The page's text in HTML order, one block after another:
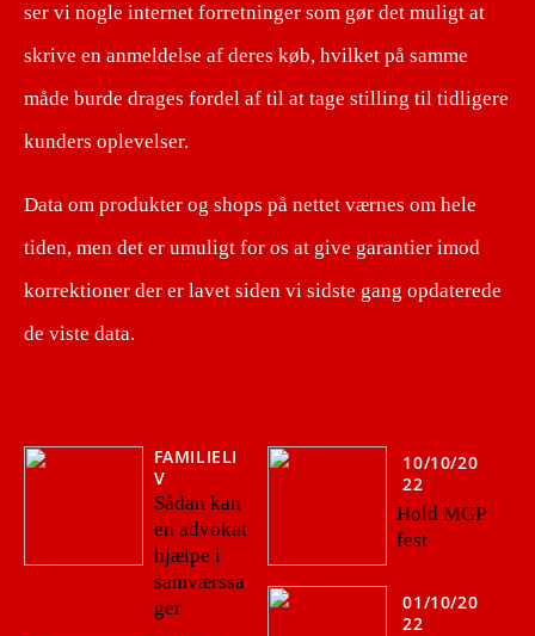
ser vi nogle internet forretninger som gør det muligt at
skrive en anmeldelse af deres køb, hvilket på samme
måde burde drages fordel af til at tage stilling til tidligere
kunders oplevelser.
Data om produkter og shops på nettet værnes om hele
tiden, men det er umuligt for os at give garantier imod
korrektioner der er lavet siden vi sidste gang opdaterede
de viste data.
FAMILIELI
V
Sådan kan
en advokat
hjælpe i
samværssa
ger
10/10/20
22
Hold MGP
fest
01/10/20
22